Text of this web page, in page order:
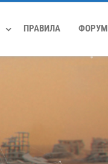
ПРАВИЛА ФОРУМ